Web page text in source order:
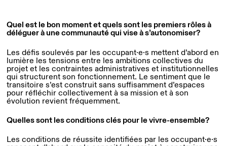
Quel est le bon moment et quels sont les premiers rôles à
déléguer à une communauté qui vise à s’autonomiser?
Les défis soulevés par les occupant·e·s mettent d’abord en
lumière les tensions entre les ambitions collectives du
projet et les contraintes administratives et institutionnelles
qui structurent son fonctionnement. Le sentiment que le
transitoire s’est construit sans suffisamment d’espaces
pour réfléchir collectivement à sa mission et à son
évolution revient fréquemment.
Quelles sont les conditions clés pour le vivre-ensemble?
Les conditions de réussite identifiées par les occupant·e·s